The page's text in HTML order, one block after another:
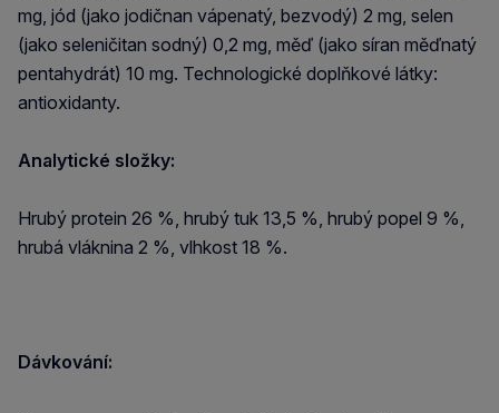
mg, jód (jako jodičnan vápenatý, bezvodý) 2 mg, selen
(jako seleničitan sodný) 0,2 mg, měď (jako síran měďnatý
pentahydrát) 10 mg. Technologické doplňkové látky:
antioxidanty.
Analytické složky:
Hrubý protein 26 %, hrubý tuk 13,5 %, hrubý popel 9 %,
hrubá vláknina 2 %, vlhkost 18 %.
Dávkování: